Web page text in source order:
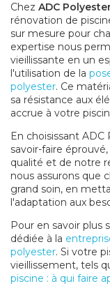
Chez ADC
rénovation de
sur mesure pour
expertise nous
vieillissante en un
l'utilisation de la
polyester. Ce
sa résistance aux
accrue à votre
En choisissant
savoir-faire
qualité et de notre
nous assurons que
grand soin, en
l'adaptation aux
Pour en savoir plus
dédiée à la
polyester. Si votre
vieillissement, tels
piscine : à qui faire